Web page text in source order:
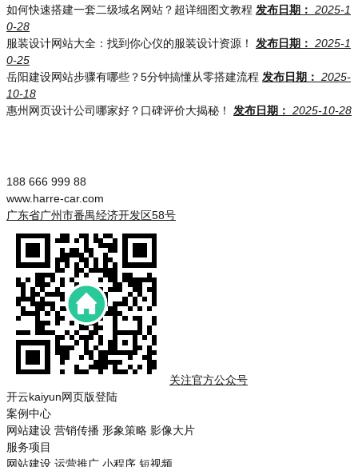
如何快速搭建一套二级域名网站？超详细图文教程 发布日期： 2025-1
0-28
服装设计网站大全：找到你心仪的服装设计资源！
发布日期： 2025-1
0-25
岳阳建设网站步骤有哪些？5分钟搞懂从零搭建流程 发布日期： 2025-
10-18
惠州网页设计公司哪家好？口碑评价大揭秘！
发布日期： 2025-10-28
188 666 999 88
www.harre-car.com
广东省广州市番禺经济开发区58号
关注官方公众号
开云kaiyun网页版登陆
案例中心
网站建设 营销传播 形象策略 影像大片
服务项目
网站建设 运营推广 小程序 短视频